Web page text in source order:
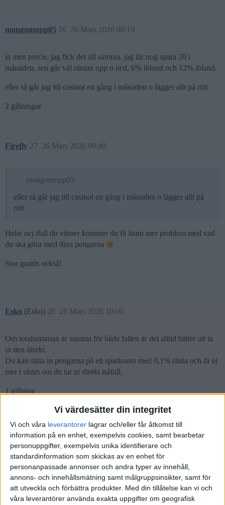
Vi värdesätter din integritet
Vi och våra leverantorer lagrar och/eller får åtkomst till
information på en enhet, exempelvis cookies, samt bearbetar
personuppgifter, exempelvis unika identifierare och
standardinformation som skickas av en enhet för
personanpassade annonser och andra typer av innehåll,
annons- och innehållsmätning samt målgruppsinsikter, samt för
att utveckla och förbättra produkter. Med din tillåtelse kan vi och
våra leverantörer använda exakta uppgifter om geografisk
mongomupp05 26 Mars 2026 08:19
26
ja men precis, jag fick det till samma, jag lär nog spara 20 i
månaden, sen går väl räntan upp o ned, 6% ibland och 12% ibland.
eller så går jag till casinot en gång i månaden o lägger allt på rött
2 gillningar
Firefly 26 Mars 2026 09:49
27
mongomupp05:
eller så går jag till casinot en gång i månaden o lägger allt på
rött
Hehe nej ifall du vinner kommer du få ännu mer problem med vad
du ska göra med dina pengarna
Stor grattis också!
Esko (Esko) 26 Mars 2026 10:00
28
Om totalsumman är samma för båda fallen är det alltid bättre att ta
ut den direkt.
Du kan sätta in pengarna på ett sparkonto med 0,1% ränta och få ut
mer i slutet om du tar ut direkt isåfall.
1 gillning
AimHigher (AimHigher) 27 Mars 2026 08:12
29
Esko:
Om totalsumman är samma för båda fallen är det alltid bättre att
ta ut den direkt.